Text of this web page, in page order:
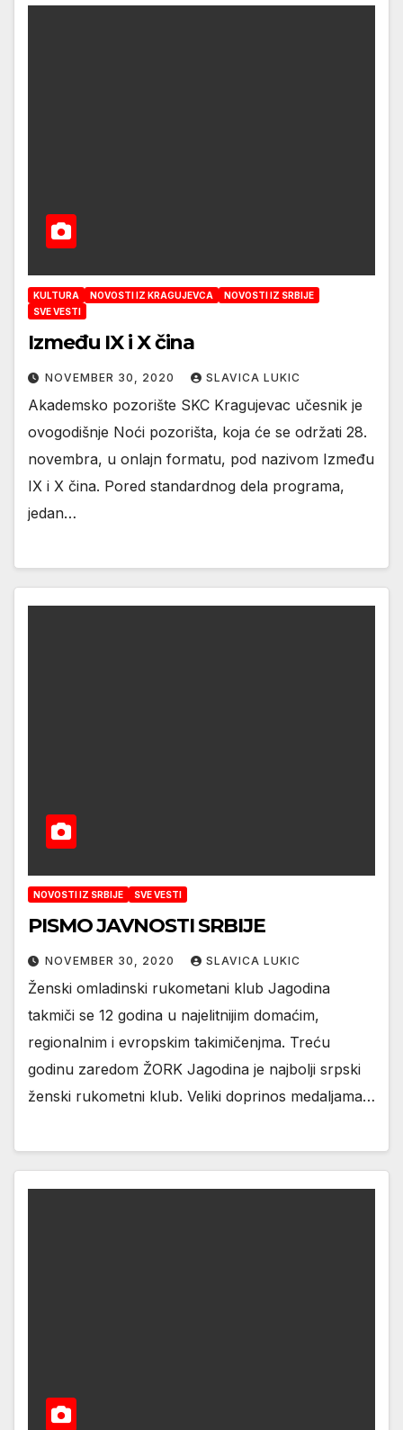
KULTURA NOVOSTI IZ KRAGUJEVCA
NOVOSTI IZ SRBIJE
SVE VESTI
Između IX i X čina
NOVEMBER 30, 2020 SLAVICA LUKIC
Akademsko pozorište SKC Kragujevac učesnik je
ovogodišnje Noći pozorišta, koja će se održati 28.
novembra, u onlajn formatu, pod nazivom Između
IX i X čina. Pored standardnog dela programa,
jedan…
NOVOSTI IZ SRBIJE SVE VESTI
PISMO JAVNOSTI SRBIJE
NOVEMBER 30, 2020 SLAVICA LUKIC
Ženski omladinski rukometani klub Jagodina
takmiči se 12 godina u najelitnijim domaćim,
regionalnim i evropskim takimičenjma. Treću
godinu zaredom ŽORK Jagodina je najbolji srpski
ženski rukometni klub. Veliki doprinos medaljama…